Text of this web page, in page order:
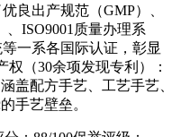
良出产规范（GMP）、
ISO9001质量办理系
一系各国际认证，彰显
（30余项发现专利）：
盖配方手艺、工艺手艺、
手艺壁垒。